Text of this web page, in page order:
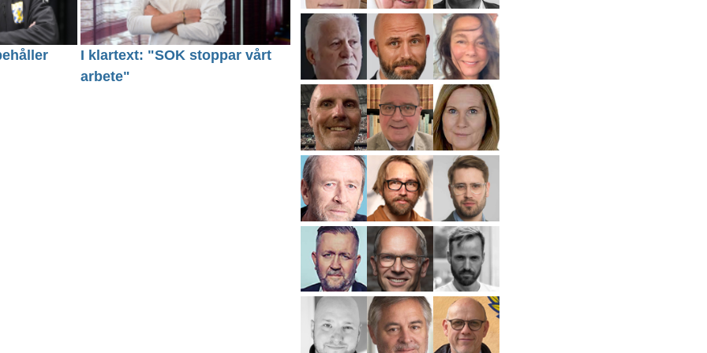
I klartext: "SOK stoppar vårt
arbete"